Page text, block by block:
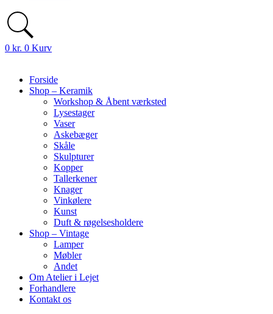
0 kr. 0 Kurv
Forside
Shop – Keramik
Workshop & Åbent værksted
Lysestager
Vaser
Askebæger
Skåle
Skulpturer
Kopper
Tallerkener
Knager
Vinkølere
Kunst
Duft & røgelsesholdere
Shop – Vintage
Lamper
Møbler
Andet
Om Atelier i Lejet
Forhandlere
Kontakt os